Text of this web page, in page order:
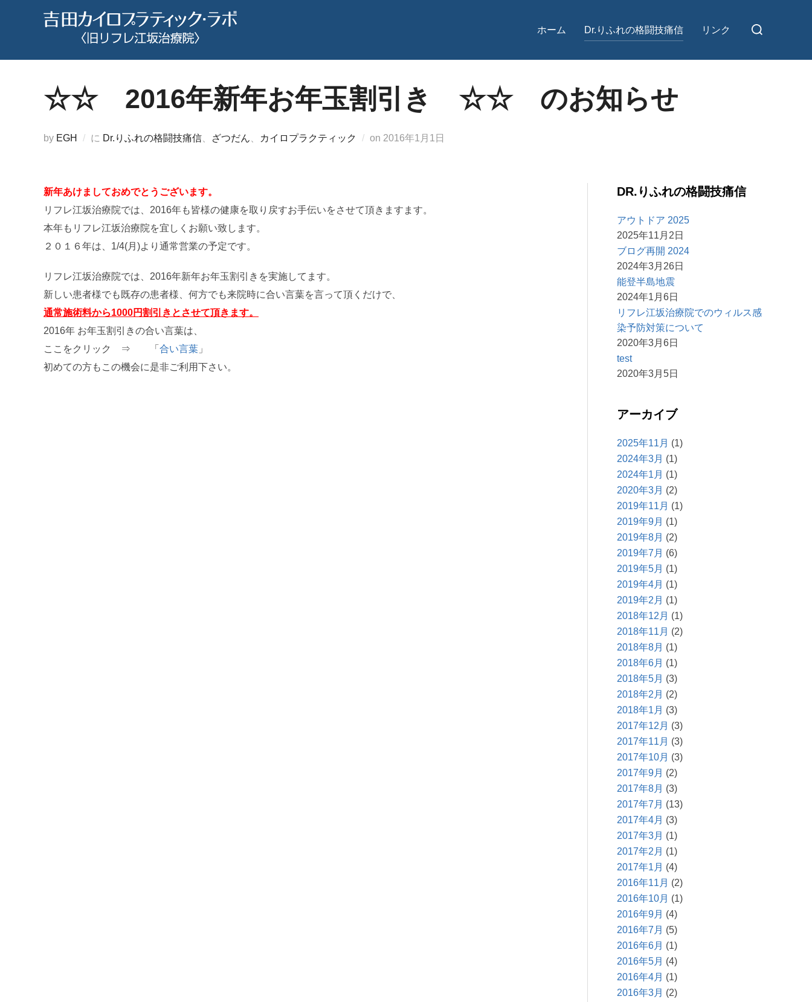
ン
ホーム Dr.りふれの格闘技痛信 リンク
検
☆☆ 2016年新年お年玉割引き ☆☆ のお知らせ
by EGH に Dr.りふれの格闘技痛信 ざつだん カイロプラクティック on 投
2016年1月1日
新年あけましておめでとうございます。
リフレ江坂治療院では、2016年も皆様の健康を取り戻すお手伝いをさせて頂きますます。
本年もリフレ江坂治療院を宜しくお願い致します。
２０１６年は、1/4(月)より通常営業の予定です。
リフレ江坂治療院では、2016年新年お年玉割引きを実施してます。
新しい患者様でも既存の患者様、何方でも来院時に合い言葉を言って頂くだけで、
通常施術料から1000円割引きとさせて頂きます。
2016年 お年玉割引きの合い言葉は、
ここをクリック ⇒ 「 合い言葉 」
初めての方もこの機会に是非ご利用下さい。
DR.りふれの格闘技痛信
アウトドア 2025
2025年11月2日
ブログ再開 2024
2024年3月26日
能登半島地震
2024年1月6日
リフレ江坂治療院でのウィルス感
染予防対策について
2020年3月6日
test
2020年3月5日
アーカイブ
2025年11月 (1)
2024年3月 (1)
2024年1月 (1)
2020年3月 (2)
2019年11月 (1)
2019年9月 (1)
2019年8月 (2)
2019年7月 (6)
2019年5月 (1)
2019年4月 (1)
2019年2月 (1)
2018年12月 (1)
2018年11月 (2)
2018年8月 (1)
2018年6月 (1)
2018年5月 (3)
2018年2月 (2)
2018年1月 (3)
2017年12月 (3)
2017年11月 (3)
2017年10月 (3)
2017年9月 (2)
2017年8月 (3)
2017年7月 (13)
2017年4月 (3)
2017年3月 (1)
2017年2月 (1)
2017年1月 (4)
2016年11月 (2)
2016年10月 (1)
2016年9月 (4)
2016年7月 (5)
2016年6月 (1)
2016年5月 (4)
2016年4月 (1)
2016年3月 (2)